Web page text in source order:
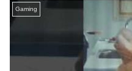
Gaming